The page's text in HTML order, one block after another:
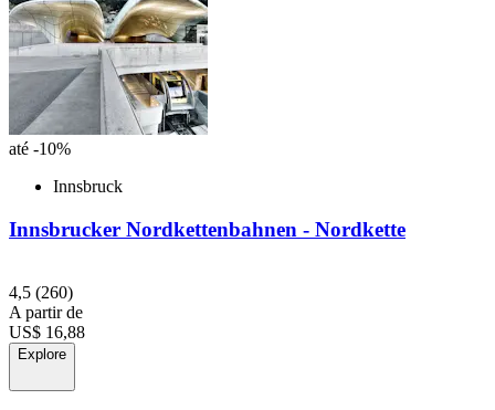
até -10%
Innsbruck
Innsbrucker Nordkettenbahnen - Nordkette
4,5 (260)
A partir de
US$ 16,88
Explore